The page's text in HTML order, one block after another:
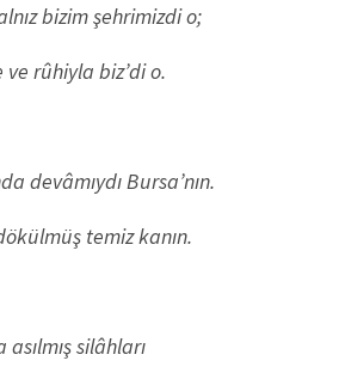
bizim şehrimizdi o;
ve rûhiyla biz’di o.
devâmıydı Bursa’nın.
temiz kanın.
asılmış silâhları